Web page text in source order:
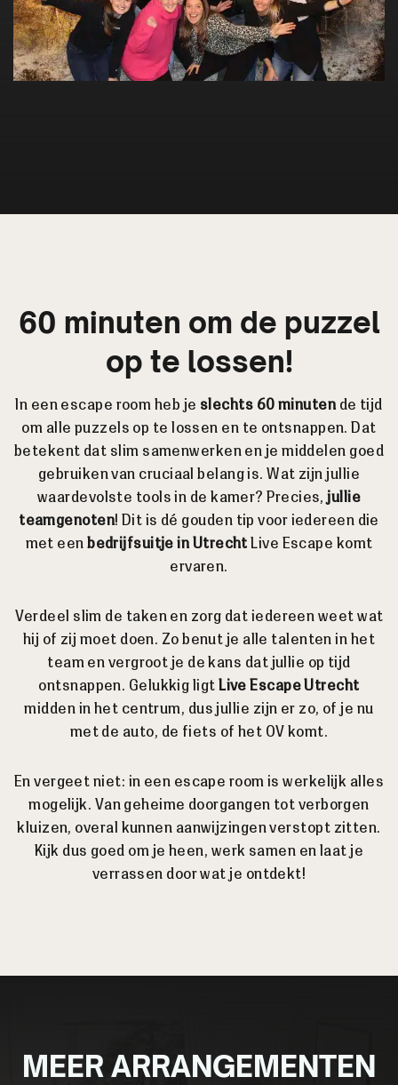
60 minuten om de puzzel
op te lossen!
In een escape room heb je slechts 60 minuten de tijd
om alle puzzels op te lossen en te ontsnappen. Dat
betekent dat slim samenwerken en je middelen goed
gebruiken van cruciaal belang is. Wat zijn jullie
waardevolste tools in de kamer? Precies,jullie
teamgenoten! Dit is dé gouden tip voor iedereen die
met eenbedrijfsuitje in Utrecht Live Escape komt
ervaren.
Verdeel slim de taken en zorg dat iedereen weet wat
hij of zij moet doen. Zo benut je alle talenten in het
team en vergroot je de kans dat jullie op tijd
ontsnappen. Gelukkig ligt Live Escape Utrecht
midden in het centrum, dus jullie zijn er zo, of je nu
met de auto, de fiets of het OV komt.
En vergeet niet: in een escape room is werkelijk alles
mogelijk. Van geheime doorgangen tot verborgen
kluizen, overal kunnen aanwijzingen verstopt zitten.
Kijk dus goed om je heen, werk samen en laat je
verrassen door wat je ontdekt!
MEER ARRANGEMENTEN